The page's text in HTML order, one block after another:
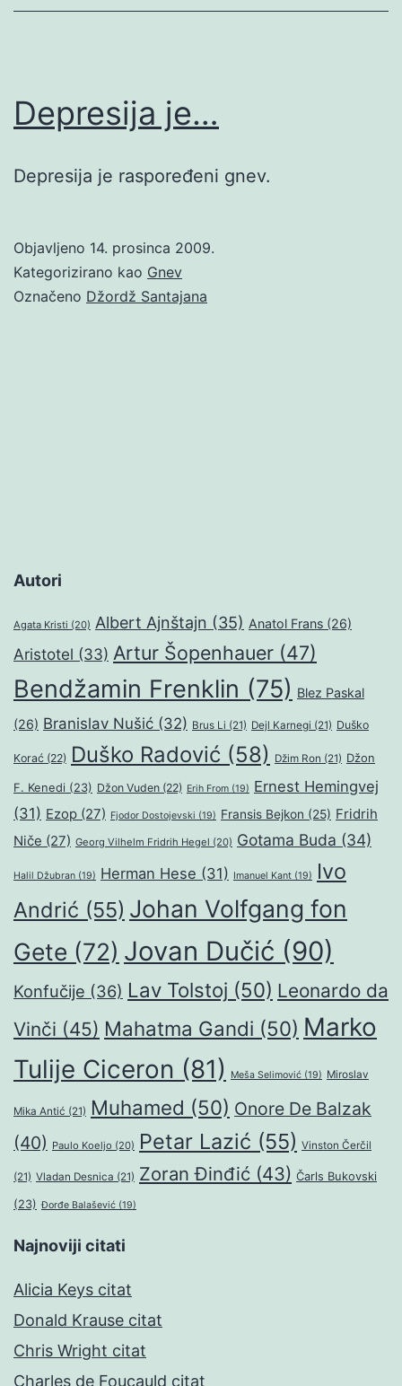
Depresija je…
Depresija je raspoređeni gnev.
Objavljeno 14. prosinca 2009.
Kategorizirano kao Gnev
Označeno Džordž Santajana
Autori
Agata Kristi (20) Albert Ajnštajn (35) Anatol Frans (26)
Aristotel (33) Artur Šopenhauer (47)
Bendžamin Frenklin (75) Blez Paskal
(26) Branislav Nušić (32) Brus Li (21) Dejl Karnegi (21) Duško
Korać (22) Duško Radović (58) Džim Ron (21) Džon
F. Kenedi (23) Džon Vuden (22) Erih From (19) Ernest Hemingvej
(31) Ezop (27) Fjodor Dostojevski (19) Fransis Bejkon (25) Fridrih
Niče (27) Georg Vilhelm Fridrih Hegel (20) Gotama Buda (34)
Halil Džubran (19) Herman Hese (31) Imanuel Kant (19)
Ivo
Andrić (55) Johan Volfgang fon
Gete (72) Jovan Dučić (90)
Konfučije (36) Lav Tolstoj (50) Leonardo da
Vinči (45) Mahatma Gandi (50) Marko
Tulije Ciceron (81) Meša Selimović (19) Miroslav
Mika Antić (21) Muhamed (50) Onore De Balzak
(40) Paulo Koeljo (20) Petar Lazić (55) Vinston Čerčil
(21) Vladan Desnica (21) Zoran Đinđić (43) Čarls Bukovski
(23) Đorđe Balašević (19)
Najnoviji citati
Alicia Keys citat
Donald Krause citat
Chris Wright citat
Charles de Foucauld citat